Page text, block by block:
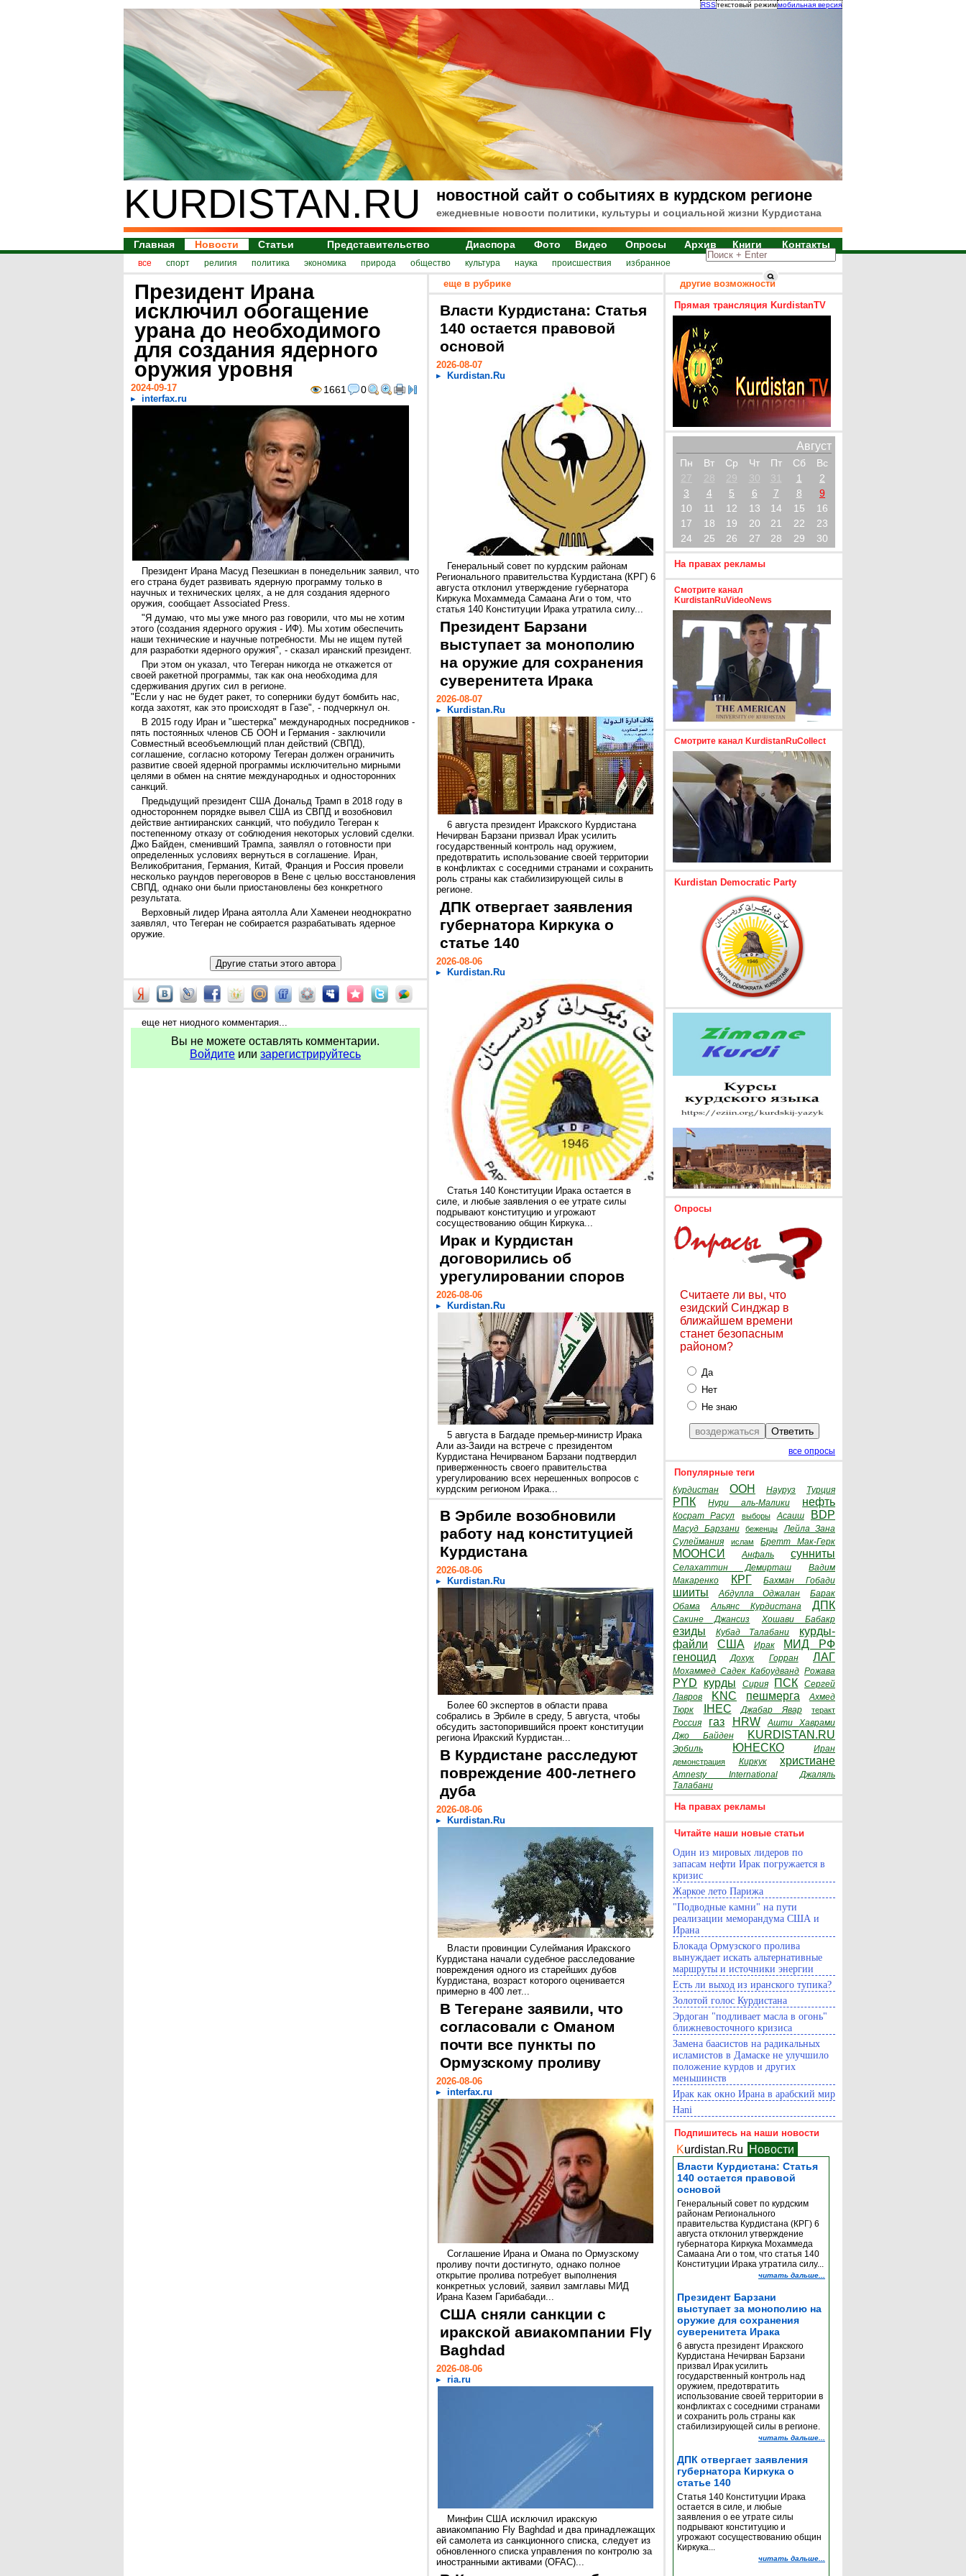
RSSтекстовый режиммобильная версия
KURDISTAN.RU новостной сайт о событиях в курдском регионе
ежедневные новости политики, культуры и социальной жизни Курдистана
Главная Новости Статьи Представительство Диаспора Фото Видео Опросы Архив Книги Контакты
все спорт религия политика экономика природа общество культура наука происшествия избранное
Президент Ирана
исключил обогащение
урана до необходимого
для создания ядерного
оружия уровня
1661 0
2024-09-17
interfax.ru
Президент Ирана Масуд Пезешкиан в понедельник заявил, что
его страна будет развивать ядерную программу только в
научных и технических целях, а не для создания ядерного
оружия, сообщает Associated Press.
"Я думаю, что мы уже много раз говорили, что мы не хотим
этого (создания ядерного оружия - ИФ). Мы хотим обеспечить
наши технические и научные потребности. Мы не ищем путей
для разработки ядерного оружия", - сказал иранский президент.
При этом он указал, что Тегеран никогда не откажется от
своей ракетной программы, так как она необходима для
сдерживания других сил в регионе.
"Если у нас не будет ракет, то соперники будут бомбить нас,
когда захотят, как это происходят в Газе", - подчеркнул он.
В 2015 году Иран и "шестерка" международных посредников -
пять постоянных членов СБ ООН и Германия - заключили
Совместный всеобъемлющий план действий (СВПД),
соглашение, согласно которому Тегеран должен ограничить
развитие своей ядерной программы исключительно мирными
целями в обмен на снятие международных и односторонних
санкций.
Предыдущий президент США Дональд Трамп в 2018 году в
одностороннем порядке вывел США из СВПД и возобновил
действие антииранских санкций, что побудило Тегеран к
постепенному отказу от соблюдения некоторых условий сделки.
Джо Байден, сменивший Трампа, заявлял о готовности при
определенных условиях вернуться в соглашение. Иран,
Великобритания, Германия, Китай, Франция и Россия провели
несколько раундов переговоров в Вене с целью восстановления
СВПД, однако они были приостановлены без конкретного
результата.
Верховный лидер Ирана аятолла Али Хаменеи неоднократно
заявлял, что Тегеран не собирается разрабатывать ядерное
оружие.
еще нет ниодного комментария...
Вы не можете оставлять комментарии.
Войдите или зарегистрируйтесь
еще в рубрике
Власти Курдистана: Статья
140 остается правовой
основой
2026-08-07
Kurdistan.Ru
Генеральный совет по курдским районам
Регионального правительства Курдистана (КРГ) 6
августа отклонил утверждение губернатора
Киркука Мохаммеда Самаана Аги о том, что
статья 140 Конституции Ирака утратила силу...
Президент Барзани
выступает за монополию
на оружие для сохранения
суверенитета Ирака
2026-08-07
Kurdistan.Ru
6 августа президент Иракского Курдистана
Нечирван Барзани призвал Ирак усилить
государственный контроль над оружием,
предотвратить использование своей территории
в конфликтах с соседними странами и сохранить
роль страны как стабилизирующей силы в
регионе.
ДПК отвергает заявления
губернатора Киркука о
статье 140
2026-08-06
Kurdistan.Ru
Статья 140 Конституции Ирака остается в
силе, и любые заявления о ее утрате силы
подрывают конституцию и угрожают
сосуществованию общин Киркука...
Ирак и Курдистан
договорились об
урегулировании споров
2026-08-06
Kurdistan.Ru
5 августа в Багдаде премьер-министр Ирака
Али аз-Заиди на встрече с президентом
Курдистана Нечирваном Барзани подтвердил
приверженность своего правительства
урегулированию всех нерешенных вопросов с
курдским регионом Ирака...
В Эрбиле возобновили
работу над конституцией
Курдистана
2026-08-06
Kurdistan.Ru
Более 60 экспертов в области права
собрались в Эрбиле в среду, 5 августа, чтобы
обсудить застопорившийся проект конституции
региона Иракский Курдистан...
В Курдистане расследуют
повреждение 400-летнего
дуба
2026-08-06
Kurdistan.Ru
Власти провинции Сулеймания Иракского
Курдистана начали судебное расследование
повреждения одного из старейших дубов
Курдистана, возраст которого оценивается
примерно в 400 лет...
В Тегеране заявили, что
согласовали с Оманом
почти все пункты по
Ормузскому проливу
2026-08-06
interfax.ru
Соглашение Ирана и Омана по Ормузскому
проливу почти достигнуто, однако полное
открытие пролива потребует выполнения
конкретных условий, заявил замглавы МИД
Ирана Казем Гарибабади...
США сняли санкции с
иракской авиакомпании Fly
Baghdad
2026-08-06
ria.ru
Минфин США исключил иракскую
авиакомпанию Fly Baghdad и два принадлежащих
ей самолета из санкционного списка, следует из
обновленного списка управления по контролю за
иностранными активами (OFAC)...
другие возможности
Прямая трансляция KurdistanTV
Август
Пн Вт Ср Чт Пт Сб
Вс
27
28 29 30 31 1
2
3
4 5 6 7 8
9
10
11 12 13 14 15
16
17
18 19 20 21 22
23
24
25 26 27 28 29 30
На правах рекламы
Смотрите канал
KurdistanRuVideoNews
Смотрите канал KurdistanRuCollect
Kurdistan Democratic Party
Опросы
Считаете ли вы, что
езидский Синджар в
ближайшем времени
станет безопасным
районом?
Да
Нет
Не знаю
все опросы
Популярные теги
Курдистан ООН Науруз Турция
РПК Нури аль-Малики нефть
Косрат Расул выборы Асаиш BDP
Масуд Барзани беженцы
Лейла Зана
Сулеймания
ислам Бретт Мак-Герк
МООНСИ Анфаль сунниты
Селахаттин Демирташ
Вадим
Макаренко
КРГ Бахман Гобади
шииты Абдулла Оджалан
Барак
Обама
Альянс Курдистана ДПК
Сакине Джансиз Хошави Бабакр
езиды Кубад Талабани
курды-
файли
США Ирак
МИД РФ
геноцид
Дохук Горран ЛАГ
Мохаммед Садек Кабоудванд Рожава
PYD курды Сирия ПСК
Сергей
Лавров
KNC пешмерга
Ахмед
Тюрк
IHEC Джабар Явар теракт
Россия газ HRW
Ашти Хаврами
Джо Байден
KURDISTAN.RU
Эрбиль ЮНЕСКО Иран
демонстрация Киркук христиане
Amnesty International
Джаляль
Талабани
На правах рекламы
Читайте наши новые статьи
Один из мировых лидеров по
запасам нефти Ирак погружается в
кризис
Жаркое лето Парижа
"Подводные камни" на пути
реализации меморандума США и
Ирана
Блокада Ормузского пролива
вынуждает искать альтернативные
маршруты и источники энергии
Есть ли выход из иранского тупика?
Золотой голос Курдистана
Эрдоган "подливает масла в огонь"
ближневосточного кризиса
Замена баасистов на радикальных
исламистов в Дамаске не улучшило
положение курдов и других
меньшинств
Ирак как окно Ирана в арабский мир
Hani
Подпишитесь на наши новости
Kurdistan.Ru Новости
Власти Курдистана: Статья
140 остается правовой
основой
Генеральный совет по курдским
районам Регионального
правительства Курдистана (КРГ) 6
августа отклонил утверждение
губернатора Киркука Мохаммеда
Самаана Аги о том, что статья 140
Конституции Ирака утратила силу...
читать дальше...
Президент Барзани
выступает за монополию на
оружие для сохранения
суверенитета Ирака
6 августа президент Иракского
Курдистана Нечирван Барзани
призвал Ирак усилить
государственный контроль над
оружием, предотвратить
использование своей территории в
конфликтах с соседними странами
и сохранить роль страны как
стабилизирующей силы в регионе.
читать дальше...
ДПК отвергает заявления
губернатора Киркука о
статье 140
Статья 140 Конституции Ирака
остается в силе, и любые
заявления о ее утрате силы
подрывают конституцию и
угрожают сосуществованию общин
Киркука...
читать дальше...